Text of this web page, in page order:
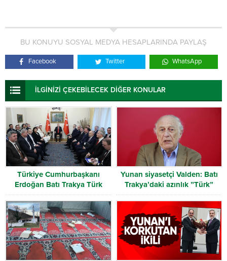
BU KONUYU SOSYAL MEDYA HESAPLARINDA PAYLAŞ
Facebook Twitter WhatsApp
İLGİNİZİ ÇEKEBİLECEK DİĞER KONULAR
Türkiye Cumhurbaşkanı
Erdoğan Batı Trakya Türk
Heyetini kabul etti
Yunan siyasetçi Valden: Batı
Trakya’daki azınlık ”Türk”
olarak tanınmalı